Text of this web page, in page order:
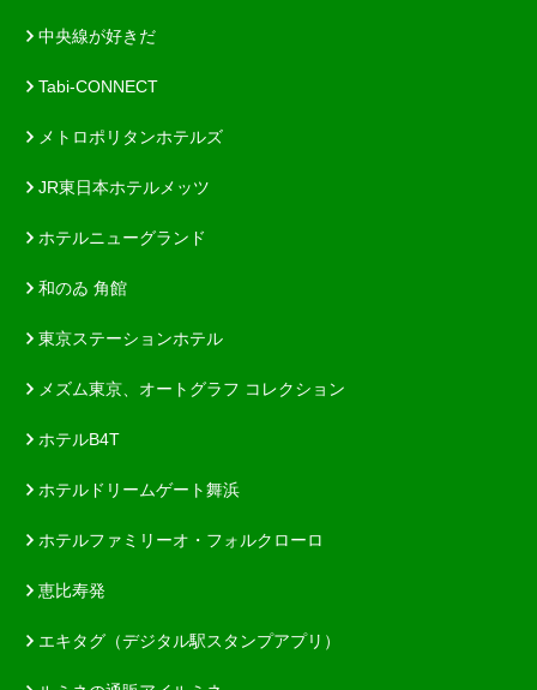
中央線が好きだ
Tabi-CONNECT
メトロポリタンホテルズ
JR東日本ホテルメッツ
ホテルニューグランド
和のゐ 角館
東京ステーションホテル
メズム東京、オートグラフ コレクション
ホテルB4T
ホテルドリームゲート舞浜
ホテルファミリーオ・フォルクローロ
恵比寿発
エキタグ（デジタル駅スタンプアプリ）